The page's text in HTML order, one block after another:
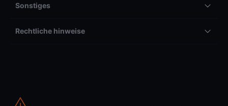
Sonstiges
Rechtliche hinweise